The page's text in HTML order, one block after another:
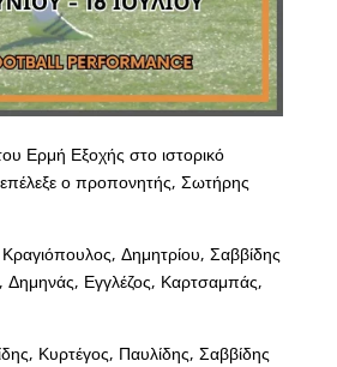
Ερμή Εξοχής στο ιστορικό
ο προπονητής, Σωτήρης
Δημητρίου, Σαββίδης
Δημηνάς, Εγγλέζος, Καρτσαμπάς,
Κυρτέγος, Παυλίδης, Σαββίδης